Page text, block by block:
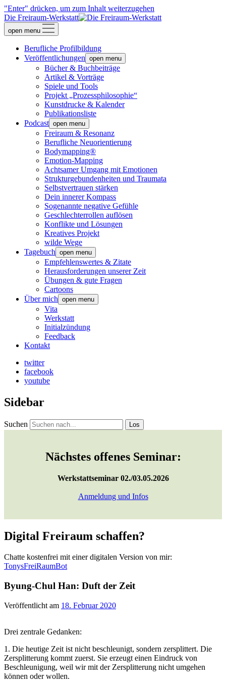
"Enter" drücken, um zum Inhalt weiterzugehen
Die Freiraum-Werkstatt
open menu
Berufliche Profilbildung
Veröffentlichungen open menu
Bücher & Buchbeiträge
Artikel & Vorträge
Spiele und Tools
Projekt „Prozessphilosophie“
Kunstdrucke & Kalender
Publikationsliste
Podcast open menu
Freiraum & Resonanz
Berufliche Neuorientierung
Bodymapping®
Emotion-Mapping
Achtsamer Umgang mit Emotionen
Strukturgebundenheiten und Traumata
Selbstvertrauen stärken
Dein innerer Kompass
Sogenannte negative Gefühle
Geschlechterrollen auflösen
Konflikte und Lösungen
Kreatives Projekt
wilde Wege
Tagebuch open menu
Empfehlenswertes & Zitate
Herausforderungen unserer Zeit
Übungen & gute Fragen
Cartoons
Über mich open menu
Vita
Werkstatt
Initialzündung
Feedback
Kontakt
twitter
facebook
youtube
Sidebar
Suchen
Nächstes offenes Seminar:
Werkstattseminar 02./03.05.2026
Anmeldung und Infos
Digital Freiraum schaffen?
Chatte kostenfrei mit einer digitalen Version von mir:
TonysFreiRaumBot
Byung-Chul Han: Duft der Zeit
Veröffentlicht am 18. Februar 2020
Drei zentrale Gedanken:
1. Die heutige Zeit ist nicht beschleunigt, sondern zersplittert. Die
Zersplitterung kommt zuerst. Sie erzeugt einen Eindruck von
Beschleunigung, weil wir mit der Zersplitterung nicht umgehen
können oder wollen.